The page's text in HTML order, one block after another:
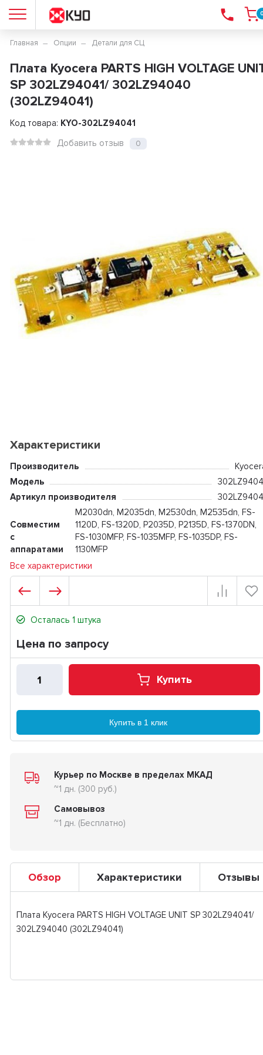
Главная Опции Детали для СЦ
Плата Kyocera PARTS HIGH VOLTAGE
SP 302LZ94041/ 302LZ94040
(302LZ94041)
Код товара: KYO-302LZ94041
Добавить отзыв
0
Характеристики
Производитель
Модель
Артикул производителя
Совместим
с
аппаратами
M2030dn, M2035dn, M2530dn, M2535dn, FS-
1120D, FS-1320D, P2035D, P2135D, FS-1370DN,
FS-1030MFP, FS-1035MFP, FS-1035DP, FS-
1130MFP
Все характеристики
Осталась 1 штука
Цена по запросу
Купить
Купить в 1 клик
Курьер по Москве в пределах МКАД
~1 дн. (300 руб.)
Самовывоз
~1 дн. (Бесплатно)
Обзор Характеристики Отзывы
Плата Kyocera PARTS HIGH VOLTAGE UNIT SP 302LZ94041/
302LZ94040 (302LZ94041)